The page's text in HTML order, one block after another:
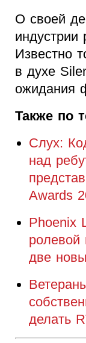
О своей
индустрии
Известно
в духе
ожидания
Также по
Слух:
над
Awards
Phoenix
ролевой
две
делать